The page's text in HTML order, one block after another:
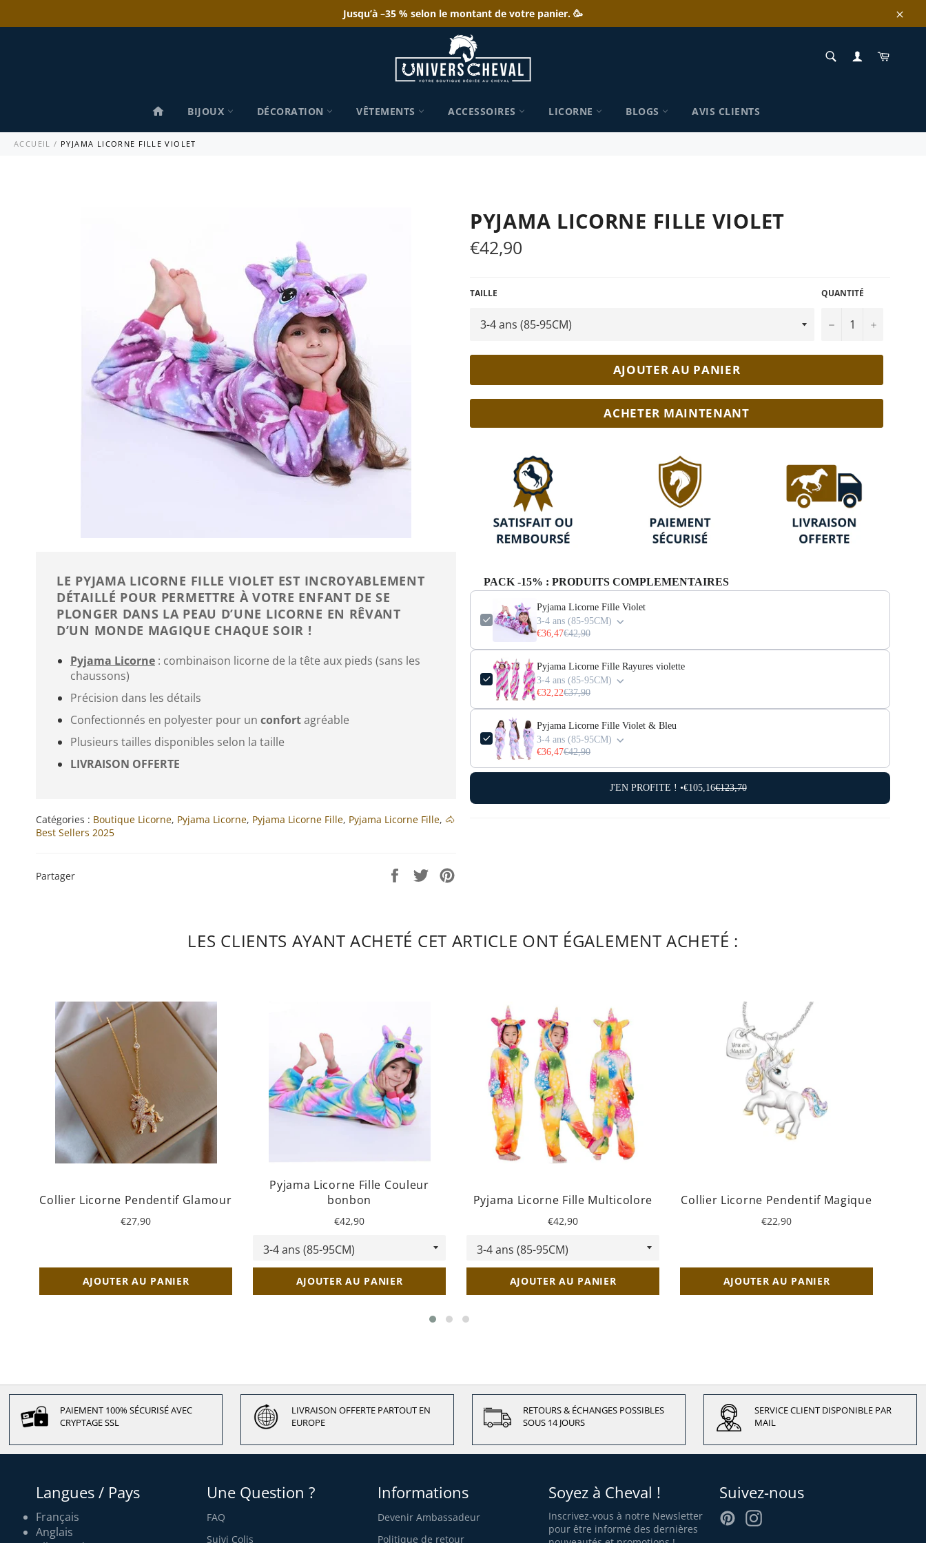
Jusqu’à –35 % selon le montant de votre panier. 🥳
Close
Panier
BIJOUX DÉCORATION VÊTEMENTS ACCESSOIRES LICORNE BLOGS AVIS CLIENTS
ACCUEIL / PYJAMA LICORNE FILLE VIOLET
LE PYJAMA LICORNE FILLE VIOLET EST INCROYABLEMENT
DÉTAILLÉ POUR PERMETTRE À VOTRE ENFANT DE SE
PLONGER DANS LA PEAU D’UNE LICORNE EN RÊVANT
D’UN MONDE MAGIQUE CHAQUE SOIR !
Pyjama Licorne : combinaison licorne de la tête aux pieds (sans les
chaussons)
Précision dans les détails
Confectionnés en polyester pour un confortagréable
Plusieurs tailles disponibles selon la taille
LIVRAISON OFFERTE
Catégories : Boutique Licorne, Pyjama Licorne, Pyjama Licorne Fille, Pyjama Licorne Fille, 🐴
Best Sellers 2025
Partager
PartagerTweeter
PYJAMA LICORNE FILLE VIOLET
Prix
régulier
€42,90
TAILLE QUANTITÉ
− +
AJOUTER AU PANIER
ACHETER MAINTENANT
PACK -15% : PRODUITS COMPLEMENTAIRES
Pyjama Licorne Fille Violet
3-4 ans (85-95CM)
€36,47€42,90
Pyjama Licorne Fille Rayures violette
3-4 ans (85-95CM)
€32,22€37,90
Pyjama Licorne Fille Violet & Bleu
3-4 ans (85-95CM)
€36,47€42,90
J'EN PROFITE ! •€105,16€123,70
LES CLIENTS AYANT ACHETÉ CET ARTICLE ONT ÉGALEMENT ACHETÉ :
Collier Licorne Pendentif Glamour
Prix
€27,90
AJOUTER AU PANIER
Pyjama Licorne Fille Couleur
bonbon
Prix
€42,90
AJOUTER AU PANIER
Pyjama Licorne Fille Multicolore
Prix
€42,90
AJOUTER AU PANIER
Collier Licorne Pendentif Magique
Prix
€22,90
AJOUTER AU PANIER
PAIEMENT 100% SÉCURISÉ AVEC
CRYPTAGE SSL
LIVRAISON OFFERTE PARTOUT EN
EUROPE
RETOURS & ÉCHANGES POSSIBLES
SOUS 14 JOURS
SERVICE CLIENT DISPONIBLE PAR
MAIL
Langues / Pays
Français
Anglais
Une Question ?
FAQ
Suivi Colis
Informations
Devenir Ambassadeur
Politique de retour
Soyez à Cheval !
Inscrivez-vous à notre Newsletter
pour être informé des dernières
Suivez-nous
Pinterest